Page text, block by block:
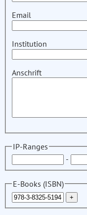
Email
Institution
Anschrift
IP-Ranges
-
E-Books (ISBN)